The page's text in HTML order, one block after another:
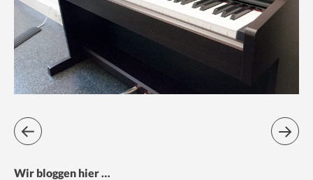
Wir bloggen hier …